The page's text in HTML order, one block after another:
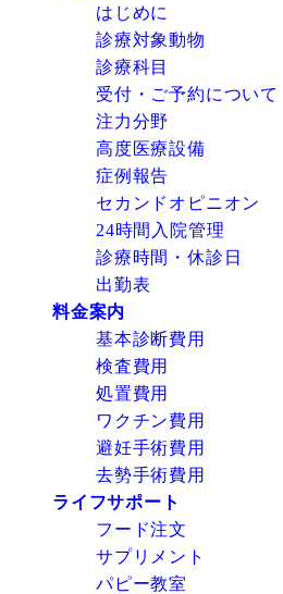
はじめに
診療対象動物
診療科目
受付・ご予約について
注力分野
高度医療設備
症例報告
セカンドオピニオン
24時間入院管理
診療時間・休診日
出勤表
料金案内
基本診断費用
検査費用
処置費用
ワクチン費用
避妊手術費用
去勢手術費用
ライフサポート
フード注文
サプリメント
パピー教室